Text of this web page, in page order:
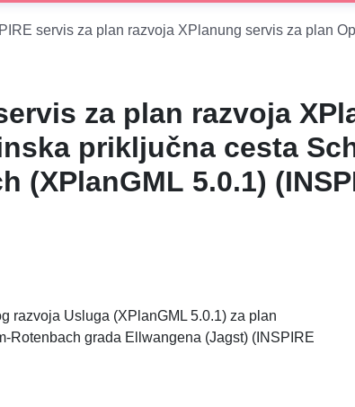
za plan razvoja
priključna cesta
(XPlanGML 5.0.1)
razvoja Usluga (XPlanGML 5.0.1) za plan
Rotenbach grada Ellwangena (Jagst) (INSPIRE